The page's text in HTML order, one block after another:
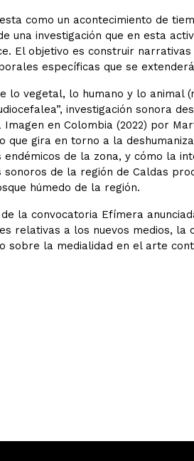
como un acontecimiento de
una investigación que en esta
El objetivo es construir narrativas
específicas que se
lo vegetal, lo humano y lo animal
investigación sonora
en Colombia (2022) por
que gira en torno a la
de la zona, y cómo la
de la región de Caldas
húmedo de la región.
la convocatoria Efímera
relativas a los nuevos medios, la
sobre la medialidad en el arte